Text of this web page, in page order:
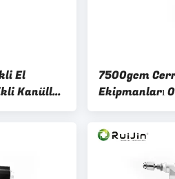
El
Kanüllü
7500gcm
Ekipmanları
Ortopedik